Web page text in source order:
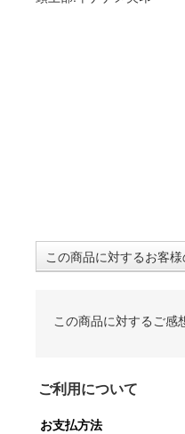
この商品に対するお客
この商品に対するご感
ご利用について
お支払方法